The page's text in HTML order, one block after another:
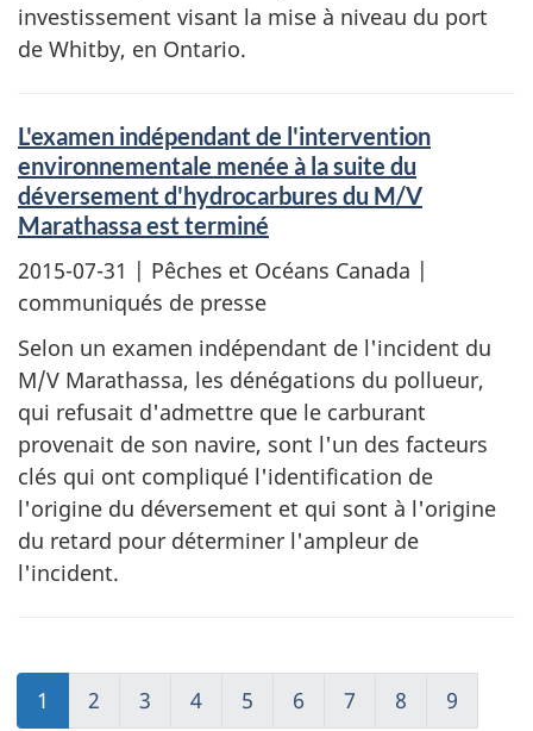
investissement visant la mise à niveau du port
de Whitby, en Ontario.
L'examen indépendant de l'intervention
environnementale menée à la suite du
déversement d'hydrocarbures du M/V
Marathassa est terminé
2015-07-31 | Pêches et Océans Canada |
communiqués de presse
Selon un examen indépendant de l'incident du
M/V Marathassa, les dénégations du pollueur,
qui refusait d'admettre que le carburant
provenait de son navire, sont l'un des facteurs
clés qui ont compliqué l'identification de
l'origine du déversement et qui sont à l'origine
du retard pour déterminer l'ampleur de
l'incident.
1 2 3 4 5 6 7 8 9